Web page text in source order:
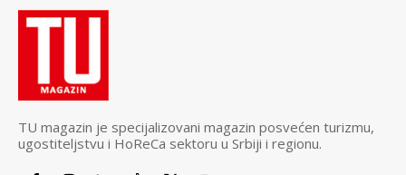
TU magazin je specijalizovani magazin posvećen turizmu,
ugostiteljstvu i HoReCa sektoru u Srbiji i regionu.